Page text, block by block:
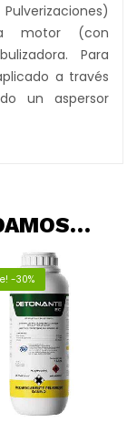
motor (con
Para
a través
un aspersor
-30%